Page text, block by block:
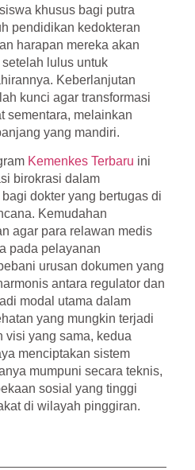
khusus bagi putra
pendidikan kedokteran
harapan mereka akan
lulus untuk
Keberlanjutan
kunci agar transformasi
sementara, melainkan
yang mandiri.
Kemenkes Terbaru ini
birokrasi dalam
dokter yang bertugas di
Kemudahan
agar para relawan medis
pada pelayanan
urusan dokumen yang
antara regulator dan
modal utama dalam
yang mungkin terjadi
visi yang sama, kedua
menciptakan sistem
mumpuni secara teknis,
sosial yang tinggi
di wilayah pinggiran.